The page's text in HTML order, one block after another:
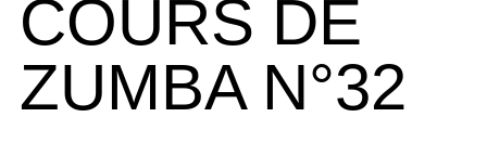
COURS DE
ZUMBA N°32